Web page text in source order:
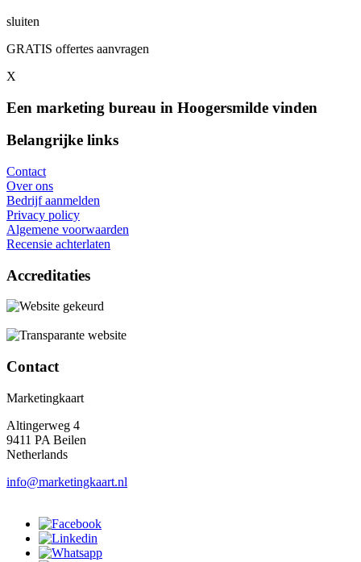
sluiten
GRATIS offertes aanvragen
X
Een marketing bureau in Hoogersmilde vinden
Belangrijke links
Contact
Over ons
Bedrijf aanmelden
Privacy policy
Algemene voorwaarden
Recensie achterlaten
Accreditaties
Contact
Marketingkaart
Altingerweg 4
9411 PA Beilen
Netherlands
info@marketingkaart.nl